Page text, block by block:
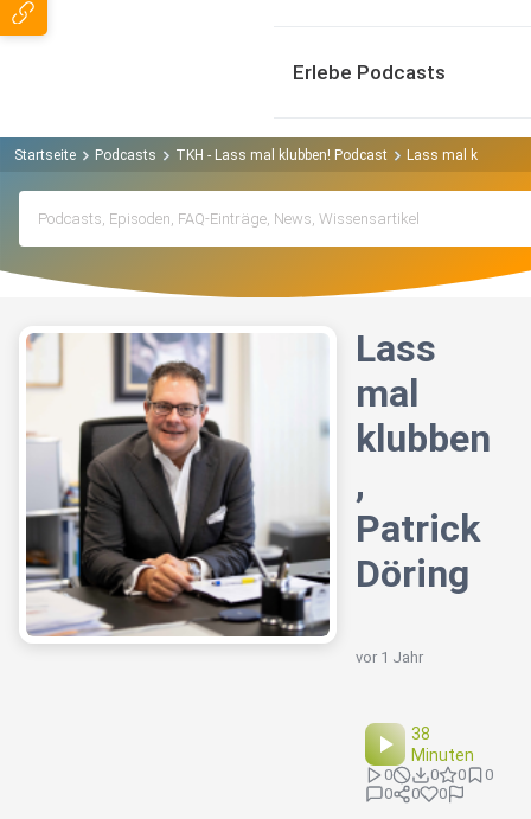
Erlebe Podcasts
Startseite Podcasts TKH - Lass mal klubben! Podcast Lass mal klubben,
Lass
mal
klubben
,
Patrick
Döring
vor 1 Jahr
38
Minuten
0 0 0
0
0
0 0